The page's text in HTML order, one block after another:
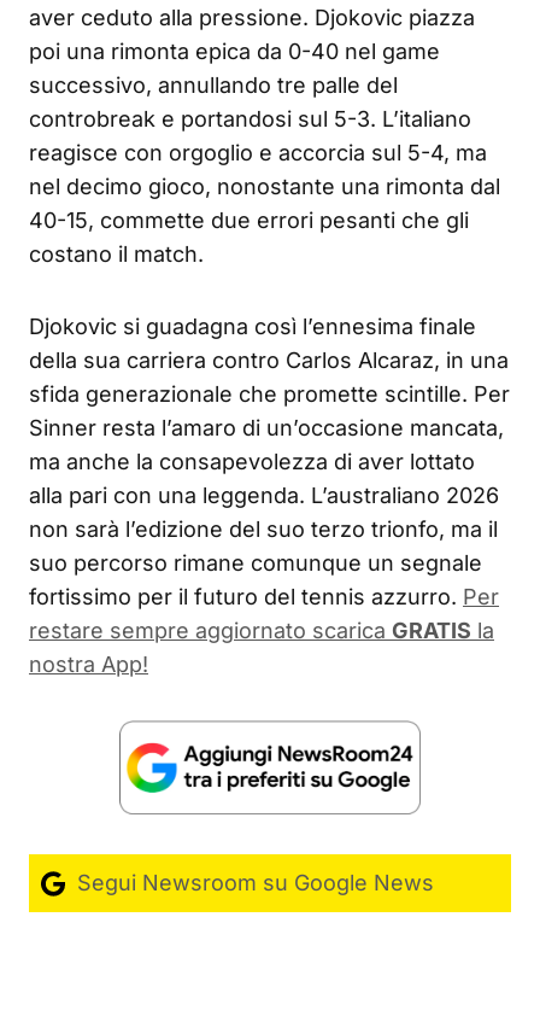
aver ceduto alla pressione. Djokovic piazza
poi una rimonta epica da 0-40 nel game
successivo, annullando tre palle del
controbreak e portandosi sul 5-3. L’italiano
reagisce con orgoglio e accorcia sul 5-4, ma
nel decimo gioco, nonostante una rimonta dal
40-15, commette due errori pesanti che gli
costano il match.
Djokovic si guadagna così l’ennesima finale
della sua carriera contro Carlos Alcaraz, in una
sfida generazionale che promette scintille. Per
Sinner resta l’amaro di un’occasione mancata,
ma anche la consapevolezza di aver lottato
alla pari con una leggenda. L’australiano 2026
non sarà l’edizione del suo terzo trionfo, ma il
suo percorso rimane comunque un segnale
fortissimo per il futuro del tennis azzurro. Per
restare sempre aggiornato scarica GRATIS la
nostra App!
Segui Newsroom su Google News